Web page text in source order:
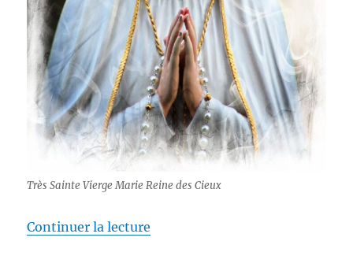
Très Sainte Vierge Marie Reine des Cieux
Continuer la lecture